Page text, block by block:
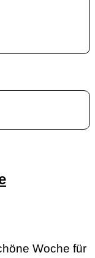
Woche für